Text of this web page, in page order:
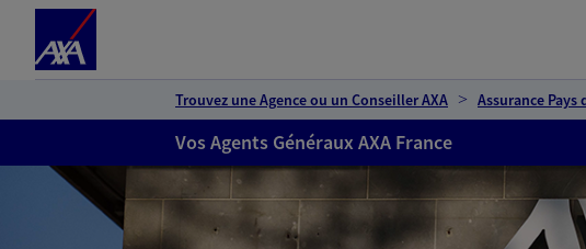
Trouvez une Agence ou un Conseiller AXA Assurance Pays
Vos Agents Généraux AXA France